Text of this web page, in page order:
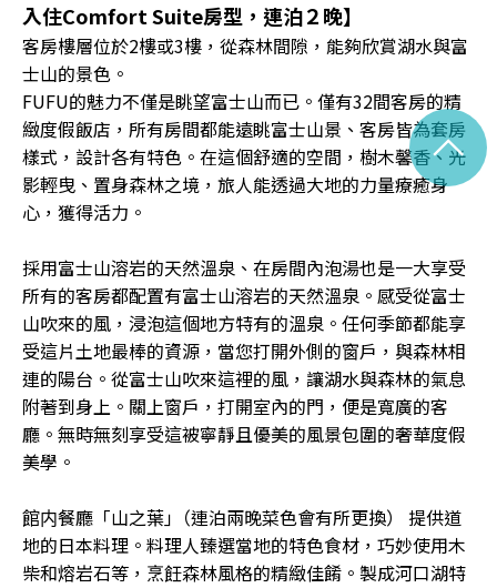
入住Comfort Suite房型，連泊２晚】
客房樓層位於2樓或3樓，從森林間隙，能夠欣賞湖水與富
士山的景色。
FUFU的魅力不僅是眺望富士山而已。僅有32間客房的精
緻度假飯店，所有房間都能遠眺富士山景、客房皆為套房
樣式，設計各有特色。在這個舒適的空間，樹木馨香、光
影輕曳、置身森林之境，旅人能透過大地的力量療癒身
心，獲得活力。
採用富士山溶岩的天然溫泉、在房間內泡湯也是一大享受
所有的客房都配置有富士山溶岩的天然溫泉。感受從富士
山吹來的風，浸泡這個地方特有的溫泉。任何季節都能享
受這片土地最棒的資源，當您打開外側的窗戶，與森林相
連的陽台。從富士山吹來這裡的風，讓湖水與森林的氣息
附著到身上。關上窗戶，打開室內的門，便是寬廣的客
廳。無時無刻享受這被寧靜且優美的風景包圍的奢華度假
美學。
館内餐廳「山之葉｣（連泊兩晚菜色會有所更換） 提供道
地的日本料理。料理人臻選當地的特色食材，巧妙使用木
柴和熔岩石等，烹飪森林風格的精緻佳餚。製成河口湖特
^